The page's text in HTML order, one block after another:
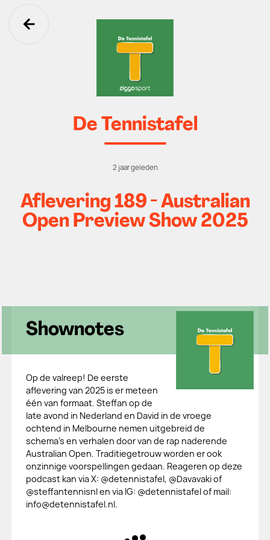
Ga terug
De Tennistafel
2 jaar geleden
Aflevering 189 - Australian
Open Preview Show 2025
Shownotes
Op de valreep! De eerste
aflevering van 2025 is er meteen
één van formaat. Steffan op de
late avond in Nederland en David in de vroege
ochtend in Melbourne nemen uitgebreid de
schema's en verhalen door van de rap naderende
Australian Open. Traditiegetrouw worden er ook
onzinnige voorspellingen gedaan. Reageren op deze
podcast kan via X: @detennistafel, @Davavaki of
@steffantennisnl en via IG: @detennistafel of mail:
info@detennistafel.nl.